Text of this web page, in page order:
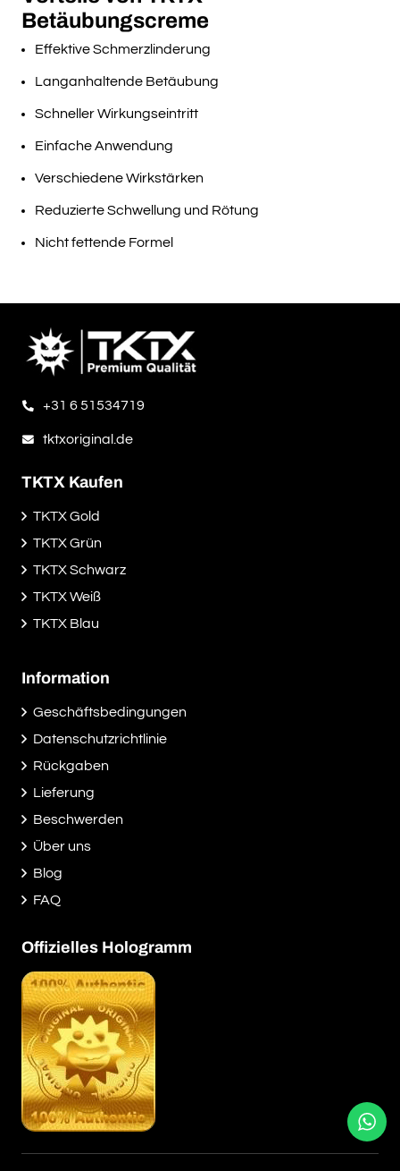
Betäubungscreme
Effektive Schmerzlinderung
Langanhaltende Betäubung
Schneller Wirkungseintritt
Einfache Anwendung
Verschiedene Wirkstärken
Reduzierte Schwellung und Rötung
Nicht fettende Formel
+31 6 51534719
tktxoriginal.de
TKTX Kaufen
TKTX Gold
TKTX Grün
TKTX Schwarz
TKTX Weiß
TKTX Blau
Information
Geschäftsbedingungen
Datenschutzrichtlinie
Rückgaben
Lieferung
Beschwerden
Über uns
Blog
FAQ
Offizielles Hologramm